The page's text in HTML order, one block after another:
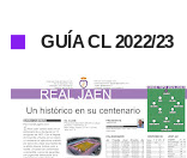
GUÍA CL 2022/23